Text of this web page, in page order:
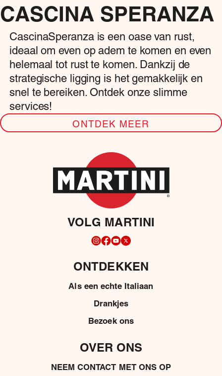
CASCINA SPERANZA
CascinaSperanza is een oase van rust,
ideaal om even op adem te komen en even
helemaal tot rust te komen. Dankzij de
strategische ligging is het gemakkelijk en
snel te bereiken. Ontdek onze slimme
services!
ONTDEK MEER
VOLG MARTINI
ONTDEKKEN
Als een echte Italiaan
Drankjes
Bezoek ons
OVER ONS
NEEM CONTACT MET ONS OP